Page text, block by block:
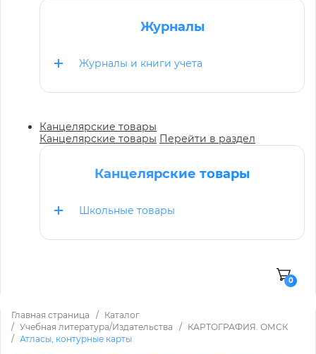
Журналы
Журналы и книги учета
Канцелярские товары
Канцелярские товары Перейти в раздел
Канцелярские товары
Школьные товары
0
Главная страница
Каталог
Учебная литература/Издательства
КАРТОГРАФИЯ. ОМСК
Атласы, контурные карты